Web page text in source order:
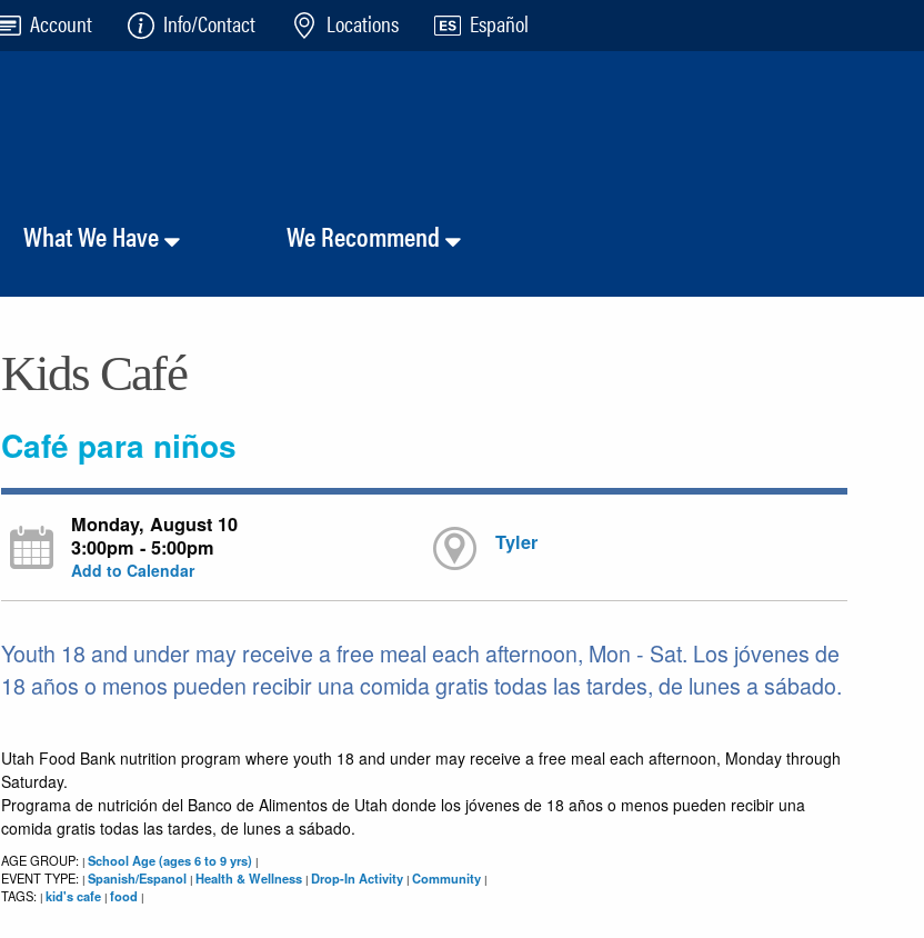
Account Info/Contact Locations Español
What We Have We Recommend
Kids Café
Café para niños
Monday, August 10
3:00pm - 5:00pm
Add to Calendar
Tyler
Youth 18 and under may receive a free meal each afternoon, Mon - Sat. Los jóvenes de
18 años o menos pueden recibir una comida gratis todas las tardes, de lunes a sábado.
Utah Food Bank nutrition program where youth 18 and under may receive a free meal each afternoon, Monday through
Saturday.
Programa de nutrición del Banco de Alimentos de Utah donde los jóvenes de 18 años o menos pueden recibir una
comida gratis todas las tardes, de lunes a sábado.
AGE GROUP: | School Age (ages 6 to 9 yrs) |
EVENT TYPE: | Spanish/Espanol | Health & Wellness | Drop-In Activity | Community |
TAGS: | kid's cafe | food |